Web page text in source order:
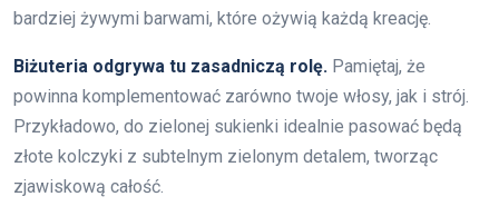
bardziej żywymi barwami, które ożywią każdą kreację.
Biżuteria odgrywa tu zasadniczą rolę. Pamiętaj, że
powinna komplementować zarówno twoje włosy, jak i strój.
Przykładowo, do zielonej sukienki idealnie pasować będą
złote kolczyki z subtelnym zielonym detalem, tworząc
zjawiskową całość.